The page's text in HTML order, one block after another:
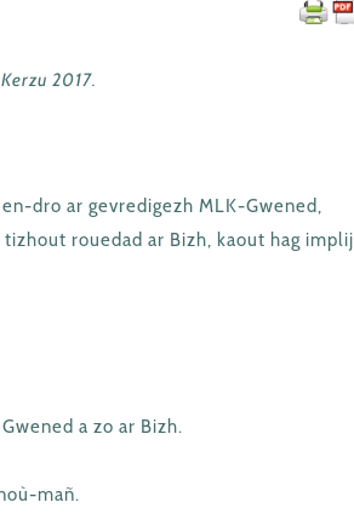
2017.
dro ar gevredigezh MLK-Gwened,
rouedad ar Bizh, kaout hag implij
a zo ar Bizh.
mañ.